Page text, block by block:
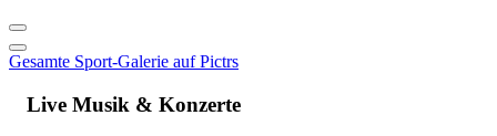
Gesamte Sport-Galerie auf Pictrs
Live Musik & Konzerte